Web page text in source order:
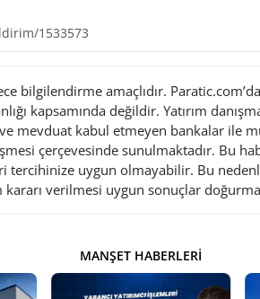
1533573
bilgilendirme amaçlıdır.
kapsamında değildir. Yatırım
mevduat kabul etmeyen bankalar ile
çerçevesinde sunulmaktadır. Bu
tercihinize uygun olmayabilir. Bu
kararı verilmesi uygun sonuçlar
MANŞET HABERLERI